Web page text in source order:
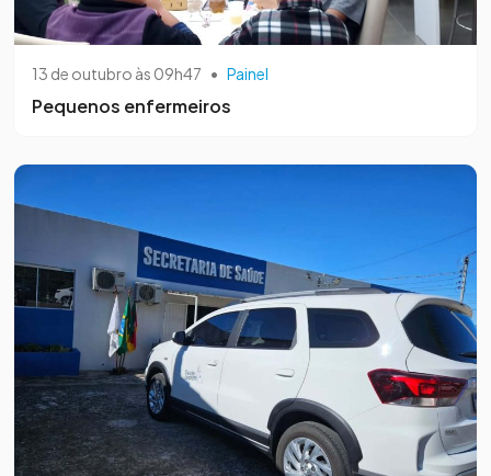
13 de outubro às 09h47 • Painel
Pequenos enfermeiros